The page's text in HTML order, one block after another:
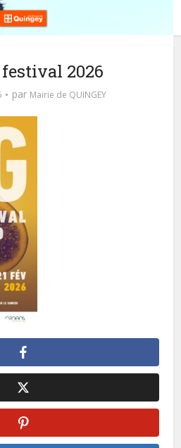
2026
par Mairie de QUINGEY